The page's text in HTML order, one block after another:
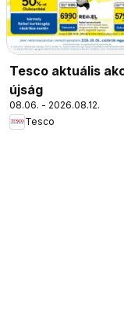
Tesco aktuális
újság
08.06. - 2026.08.12.
Tesco